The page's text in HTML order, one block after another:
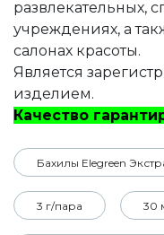
развлекательных,
учреждениях, а
салонах красоты.
Является
изделием.
Качество
3 г/пара 30